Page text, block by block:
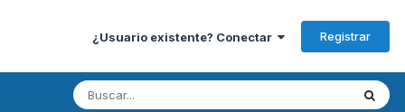
¿Usuario existente? Conectar Registrar